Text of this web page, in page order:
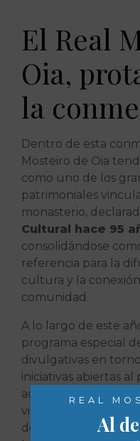
El Real
Oia,
la
Dentro de esta
Mosteiro de Oia
como uno de los
patrimoniales
monasterio,
Cultural hace 95
consolidándose
referencia para la
cultura y la
comunidad.
A lo largo de este
programa especial
divulgativas en
iniciativas abiertas
acercar su historia y
visitantes, vecinos y
destacan: la
REAL
Al